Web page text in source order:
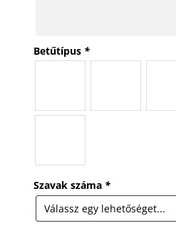
Betűtípus *
Szavak száma *